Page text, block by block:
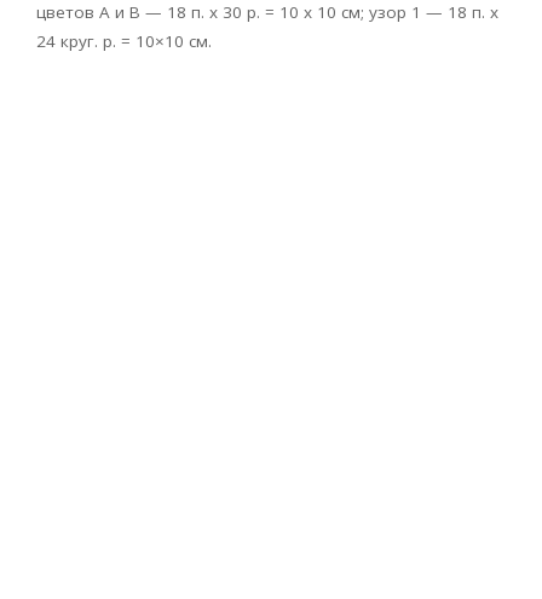
цветов А и В — 18 п. х 30 р. = 10 х 10 см; узор 1 — 18 п. х
24 круг. р. = 10×10 см.